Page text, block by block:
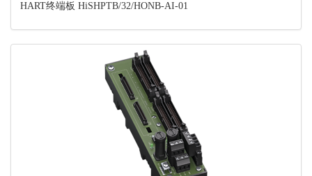
HART终端板 HiSHPTB/32/HONB-AI-01